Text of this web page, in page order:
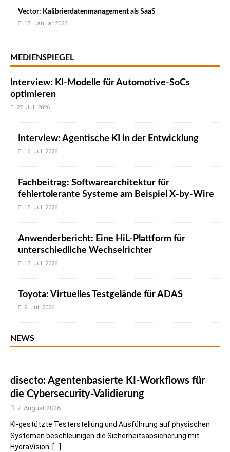
Vector: Kalibrierdatenmanagement als SaaS
17. Januar 2023
MEDIENSPIEGEL
Interview: KI-Modelle für Automotive-SoCs
optimieren
27. Juli 2026
Interview: Agentische KI in der Entwicklung
16. Juli 2026
Fachbeitrag: Softwarearchitektur für
fehlertolerante Systeme am Beispiel X-by-Wire
15. Juli 2026
Anwenderbericht: Eine HiL-Plattform für
unterschiedliche Wechselrichter
13. Juli 2026
Toyota: Virtuelles Testgelände für ADAS
9. Juli 2026
NEWS
disecto: Agentenbasierte KI-Workflows für
die Cybersecurity-Validierung
7. August 2026
KI-gestützte Testerstellung und Ausführung auf physischen
Systemen beschleunigen die Sicherheitsabsicherung mit
HydraVision. […]